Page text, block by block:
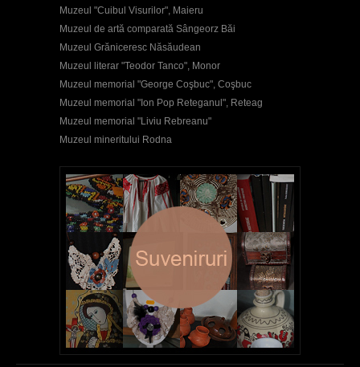
Muzeul "Cuibul Visurilor", Maieru
Muzeul de artă comparată Sângeorz Băi
Muzeul Grăniceresc Năsăudean
Muzeul literar "Teodor Tanco", Monor
Muzeul memorial "George Coşbuc", Coşbuc
Muzeul memorial "Ion Pop Reteganul", Reteag
Muzeul memorial "Liviu Rebreanu"
Muzeul mineritului Rodna